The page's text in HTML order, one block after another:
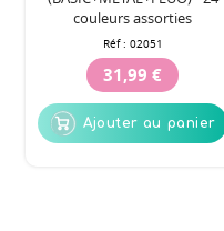
couleurs assorties
Réf : 02051
31,99 €
Ajouter au panier